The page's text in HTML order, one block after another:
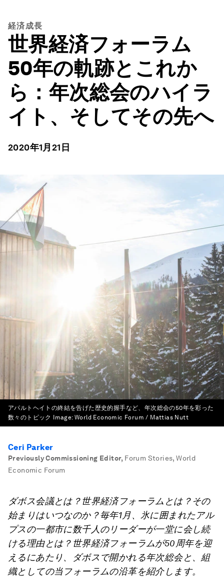
経済成長
世界経済フォーラム
50年の軌跡とこれか
ら：年次総会のハイラ
イト、そしてその先へ
2020年1月21日
アパルトヘイトの終結を告げた歴史的握手など、年次総会の50年を彩った
数々のトピック
Image:World Economic Forum / Mattias Nutt
Ceri Parker
Previously Commissioning Editor, Forum Stories, World
Economic Forum
ダボス会議とは？世界経済フォーラムとは？その
始まりはいつなのか？毎年1月、氷に囲まれたアル
プスの一都市に数千人のリーダーが一堂に会し続
ける理由とは？世界経済フォーラムが50周年を迎
えるにあたり、ダボスで開かれる年次総会と、組
織としての当フォーラムの沿革を紹介します。